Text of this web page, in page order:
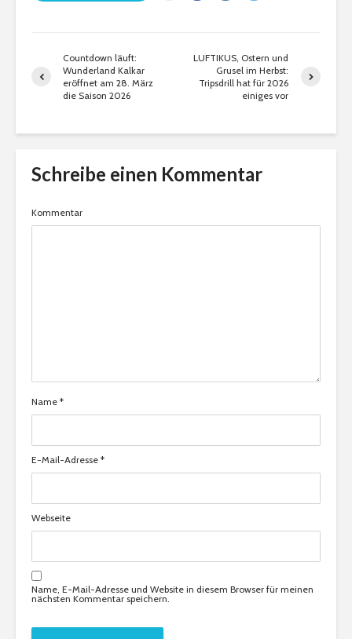
Countdown läuft:
Wunderland Kalkar
eröffnet am 28. März
die Saison 2026
LUFTIKUS, Ostern und
Grusel im Herbst:
Tripsdrill hat für 2026
einiges vor
Schreibe einen Kommentar
Kommentar
Name *
E-Mail-Adresse *
Webseite
Name, E-Mail-Adresse und Website in diesem Browser für meinen
nächsten Kommentar speichern.